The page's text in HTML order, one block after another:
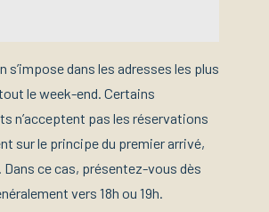
s’impose dans les adresses les plus
le week-end. Certains
n’acceptent pas les réservations
sur le principe du premier arrivé,
Dans ce cas, présentez-vous dès
vers 18h ou 19h.